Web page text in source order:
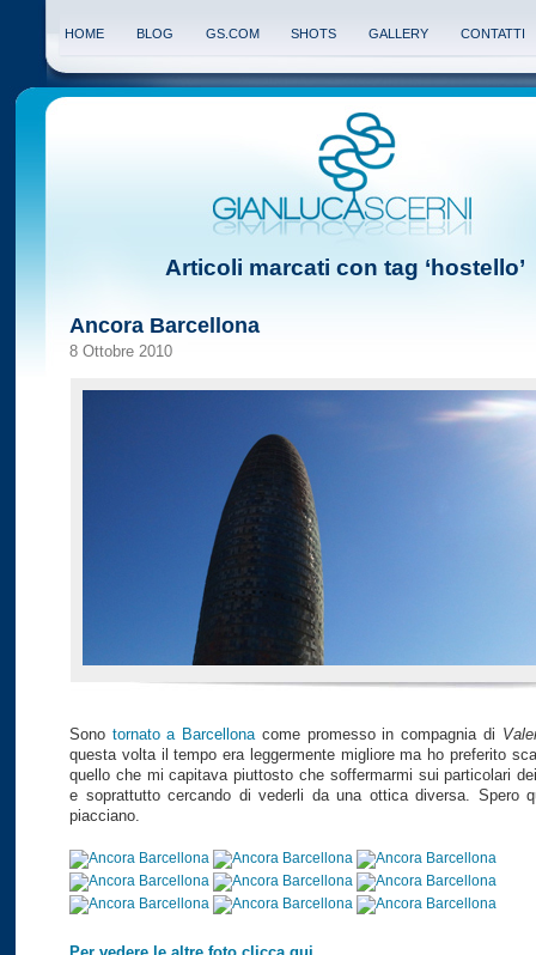
HOME BLOG GS.COM SHOTS GALLERY CONTATTI
Articoli marcati con tag ‘hostello’
Ancora Barcellona
8 Ottobre 2010
Sono tornato a Barcellona come promesso in compagnia di
questa volta il tempo era leggermente migliore ma ho preferito
quello che mi capitava piuttosto che soffermarmi sui particolari
e soprattutto cercando di vederli da una ottica diversa. Spero
piacciano.